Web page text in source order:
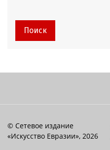
Поиск
© Сетевое издание
«Искусство Евразии», 2026